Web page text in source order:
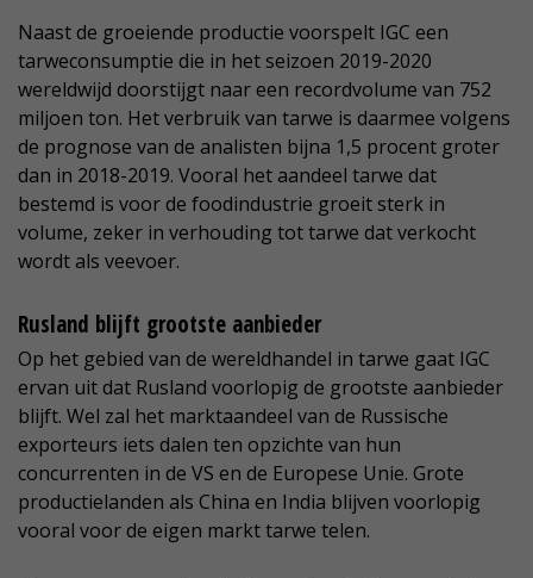
Naast de groeiende productie voorspelt IGC een
tarweconsumptie die in het seizoen 2019-2020
wereldwijd doorstijgt naar een recordvolume van 752
miljoen ton. Het verbruik van tarwe is daarmee volgens
de prognose van de analisten bijna 1,5 procent groter
dan in 2018-2019. Vooral het aandeel tarwe dat
bestemd is voor de foodindustrie groeit sterk in
volume, zeker in verhouding tot tarwe dat verkocht
wordt als veevoer.
Rusland blijft grootste aanbieder
Op het gebied van de wereldhandel in tarwe gaat IGC
ervan uit dat Rusland voorlopig de grootste aanbieder
blijft. Wel zal het marktaandeel van de Russische
exporteurs iets dalen ten opzichte van hun
concurrenten in de VS en de Europese Unie. Grote
productielanden als China en India blijven voorlopig
vooral voor de eigen markt tarwe telen.